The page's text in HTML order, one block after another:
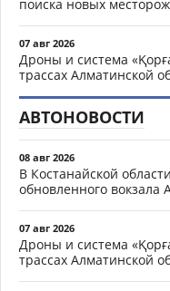
поиска новых
07 авг 2026
Дроны и система
трассах Алматинской
АВТОНОВОСТИ
08 авг 2026
В Костанайской
обновленного вокзала
07 авг 2026
Дроны и система
трассах Алматинской